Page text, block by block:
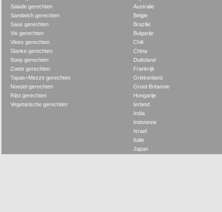
Salade gerechten
Sandwich gerechten
Saus gerechten
Vis gerechten
Vlees gerechten
Slanke gerechten
Soep gerechten
Zoete gerechten
Tapas+Mezze gerechten
Noedel gerechten
Rijst gerechten
Vegetarische gerechten
Australie
Belgie
Brazilie
Bulgarije
Chili
China
Duitsland
Frankrijk
Griekenland
Groot Britannie
Hongarije
Ierland
India
Indonesie
Israel
Italie
Japan